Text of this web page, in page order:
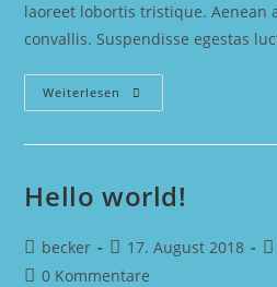
laoreet lobortis tristique. Aenean
convallis. Suspendisse egestas
Weiterlesen Coffee
Is
Fact?
Hello world!
Beitrags-
Autor:
becker
Beitrag
veröffentlicht:
17. August 2018
Beitrags-
0 Kommentare